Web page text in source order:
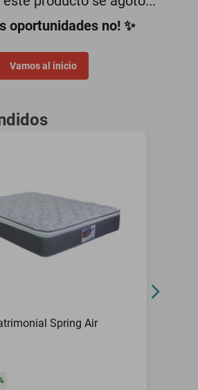
oportunidades no! ✨
Vamos al inicio
Spring Air